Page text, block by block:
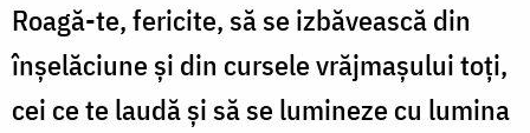
Roagă-te, fericite, să se izbăvească din
înşelăciune şi din cursele vrăjmaşului toţi,
cei ce te laudă şi să se lumineze cu lumina